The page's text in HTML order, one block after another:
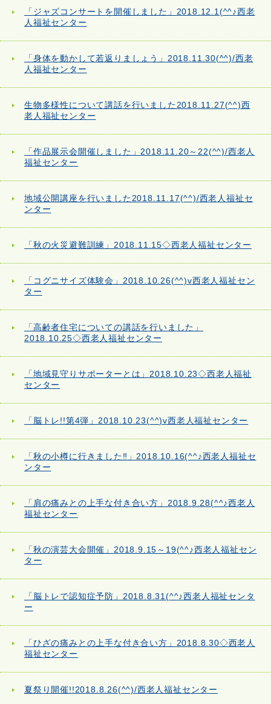
「ジャズコンサートを開催しました」2018.12.1(^^♪西老
人福祉センター
「身体を動かして若返りましょう」2018.11.30(^^)/西老
人福祉センター
生物多様性について講話を行いました2018.11.27(^^)西
老人福祉センター
「作品展示会開催しました」2018.11.20～22(^^)/西老人
福祉センター
地域公開講座を行いました2018.11.17(^^)/西老人福祉セ
ンター
「秋の火災避難訓練」2018.11.15◇西老人福祉センター
「コグニサイズ体験会」2018.10.26(^^)v西老人福祉セン
ター
「高齢者住宅についての講話を行いました」
2018.10.25◇西老人福祉センター
「地域見守りサポーターとは」2018.10.23◇西老人福祉
センター
「脳トレ!!第4弾」2018.10.23(^^)v西老人福祉センター
「秋の小樽に行きました‼」2018.10.16(^^♪西老人福祉セ
ンター
「肩の痛みとの上手な付き合い方」2018.9.28(^^♪西老人
福祉センター
「秋の演芸大会開催」2018.9.15～19(^^♪西老人福祉セン
ター
「脳トレで認知症予防」2018.8.31(^^♪西老人福祉センタ
ー
「ひざの痛みとの上手な付き合い方」2018.8.30◇西老人
福祉センター
夏祭り開催!!2018.8.26(^^)/西老人福祉センター